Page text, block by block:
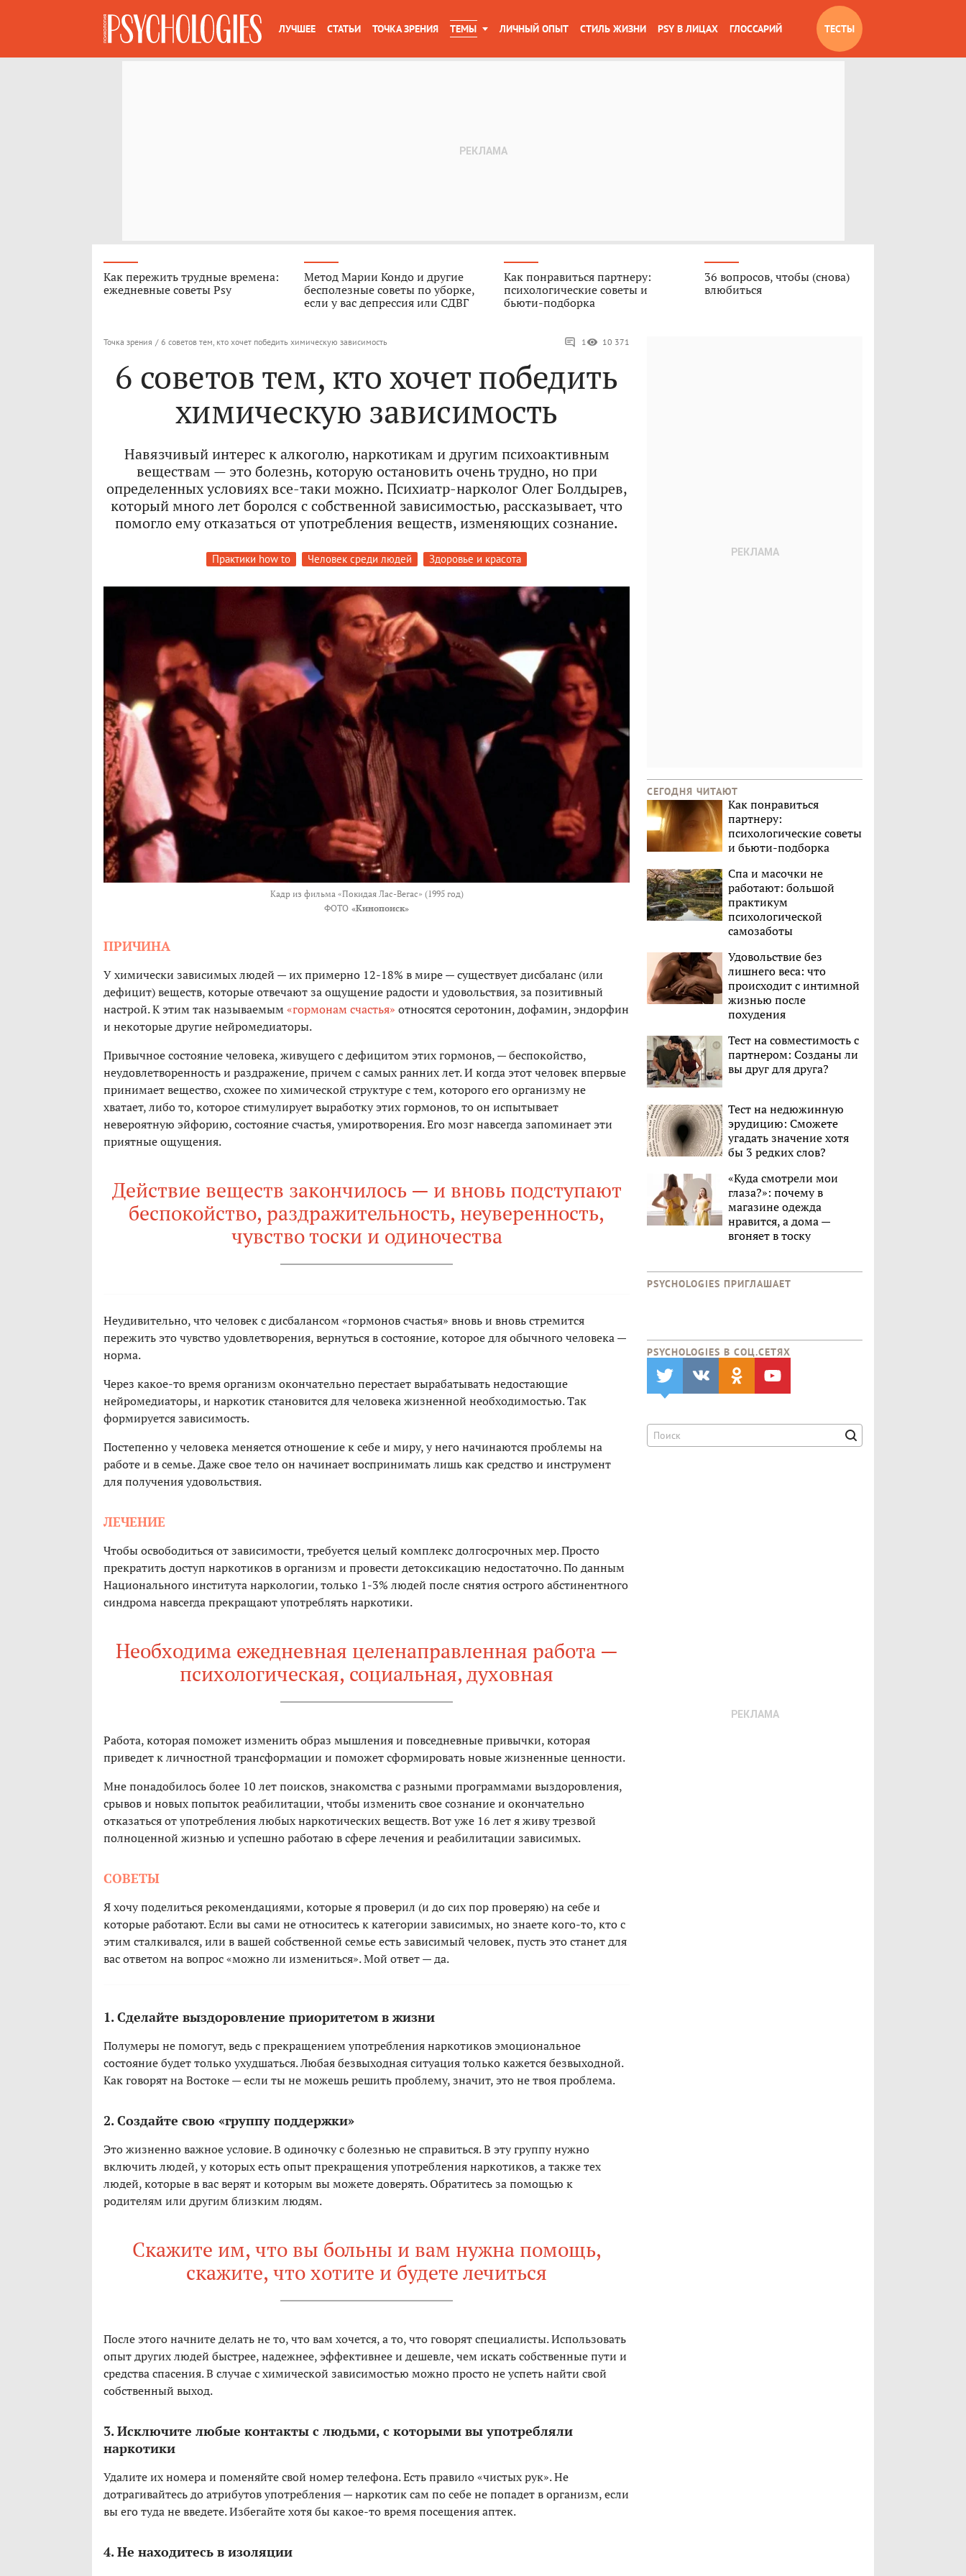
ЛУЧШЕЕ СТАТЬИ ТОЧКА ЗРЕНИЯ ТЕМЫ ЛИЧНЫЙ ОПЫТ СТИЛЬ ЖИЗНИ PSY В ЛИЦАХ ГЛОССАРИЙ ТЕСТЫ
Как пережить трудные времена:
ежедневные советы Psy
Метод Марии Кондо и другие
бесполезные советы по уборке,
если у вас депрессия или СДВГ
Как понравиться партнеру:
психологические советы и
бьюти-подборка
36 вопросов, чтобы (снова)
влюбиться
Точка зрения / 6 советов тем, кто хочет победить химическую зависимость 1 10 371
6 советов тем, кто хочет победить
химическую зависимость
Навязчивый интерес к алкоголю, наркотикам и другим психоактивным
веществам — это болезнь, которую остановить очень трудно, но при
определенных условиях все-таки можно. Психиатр-нарколог Олег Болдырев,
который много лет боролся с собственной зависимостью, рассказывает, что
помогло ему отказаться от употребления веществ, изменяющих сознание.
Практики how to Человек среди людей Здоровье и красота
Кадр из фильма «Покидая Лас-Вегас» (1995 год)
ФОТО «Кинопоиск»
ПРИЧИНА
У химически зависимых людей — их примерно 12-18% в мире — существует дисбаланс (или
дефицит) веществ, которые отвечают за ощущение радости и удовольствия, за позитивный
настрой. К этим так называемым«гормонам счастья» относятся серотонин, дофамин, эндорфин
и некоторые другие нейромедиаторы.
Привычное состояние человека, живущего с дефицитом этих гормонов, — беспокойство,
неудовлетворенность и раздражение, причем с самых ранних лет. И когда этот человек впервые
принимает вещество, схожее по химической структуре с тем, которого его организму не
хватает, либо то, которое стимулирует выработку этих гормонов, то он испытывает
невероятную эйфорию, состояние счастья, умиротворения. Его мозг навсегда запоминает эти
приятные ощущения.
Действие веществ закончилось — и вновь подступают
беспокойство, раздражительность, неуверенность,
чувство тоски и одиночества
Неудивительно, что человек с дисбалансом «гормонов счастья» вновь и вновь стремится
пережить это чувство удовлетворения, вернуться в состояние, которое для обычного человека —
норма.
Через какое-то время организм окончательно перестает вырабатывать недостающие
нейромедиаторы, и наркотик становится для человека жизненной необходимостью. Так
формируется зависимость.
Постепенно у человека меняется отношение к себе и миру, у него начинаются проблемы на
работе и в семье. Даже свое тело он начинает воспринимать лишь как средство и инструмент
для получения удовольствия.
ЛЕЧЕНИЕ
Чтобы освободиться от зависимости, требуется целый комплекс долгосрочных мер. Просто
прекратить доступ наркотиков в организм и провести детоксикацию недостаточно. По данным
Национального института наркологии, только 1-3% людей после снятия острого абстинентного
синдрома навсегда прекращают употреблять наркотики.
Необходима ежедневная целенаправленная работа —
психологическая, социальная, духовная
Работа, которая поможет изменить образ мышления и повседневные привычки, которая
приведет к личностной трансформации и поможет сформировать новые жизненные ценности.
Мне понадобилось более 10 лет поисков, знакомства с разными программами выздоровления,
срывов и новых попыток реабилитации, чтобы изменить свое сознание и окончательно
отказаться от употребления любых наркотических веществ. Вот уже 16 лет я живу трезвой
полноценной жизнью и успешно работаю в сфере лечения и реабилитации зависимых.
СОВЕТЫ
Я хочу поделиться рекомендациями, которые я проверил (и до сих пор проверяю) на себе и
которые работают. Если вы сами не относитесь к категории зависимых, но знаете кого-то, кто с
этим сталкивался, или в вашей собственной семье есть зависимый человек, пусть это станет для
вас ответом на вопрос «можно ли измениться». Мой ответ — да.
1. Сделайте выздоровление приоритетом в жизни
Полумеры не помогут, ведь с прекращением употребления наркотиков эмоциональное
состояние будет только ухудшаться. Любая безвыходная ситуация только кажется безвыходной.
Как говорят на Востоке — если ты не можешь решить проблему, значит, это не твоя проблема.
2. Создайте свою «группу поддержки»
Это жизненно важное условие. В одиночку с болезнью не справиться. В эту группу нужно
включить людей, у которых есть опыт прекращения употребления наркотиков, а также тех
людей, которые в вас верят и которым вы можете доверять. Обратитесь за помощью к
родителям или другим близким людям.
Скажите им, что вы больны и вам нужна помощь,
скажите, что хотите и будете лечиться
После этого начните делать не то, что вам хочется, а то, что говорят специалисты. Использовать
опыт других людей быстрее, надежнее, эффективнее и дешевле, чем искать собственные пути и
средства спасения. В случае с химической зависимостью можно просто не успеть найти свой
собственный выход.
3. Исключите любые контакты с людьми, с которыми вы употребляли
наркотики
Удалите их номера и поменяйте свой номер телефона. Есть правило «чистых рук». Не
дотрагивайтесь до атрибутов употребления — наркотик сам по себе не попадет в организм, если
вы его туда не введете. Избегайте хотя бы какое-то время посещения аптек.
4. Не находитесь в изоляции
СЕГОДНЯ ЧИТАЮТ
Как понравиться
партнеру:
психологические советы
и бьюти-подборка
Спа и масочки не
работают: большой
практикум
психологической
самозаботы
Удовольствие без
лишнего веса: что
происходит с интимной
жизнью после
похудения
Тест на совместимость с
партнером: Созданы ли
вы друг для друга?
Тест на недюжинную
эрудицию: Сможете
угадать значение хотя
бы 3 редких слов?
«Куда смотрели мои
глаза?»: почему в
магазине одежда
нравится, а дома —
вгоняет в тоску
PSYCHOLOGIES ПРИГЛАШАЕТ
PSYCHOLOGIES В CОЦ.СЕТЯХ